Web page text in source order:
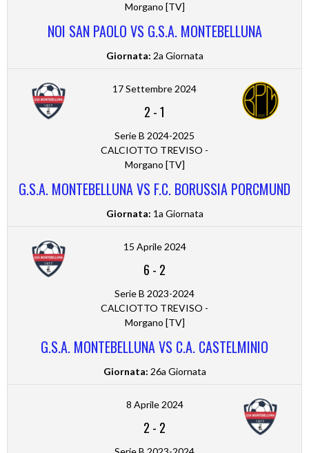
Morgano [TV]
NOI SAN PAOLO VS G.S.A. MONTEBELLUNA
Giornata: 2a Giornata
17 Settembre 2024
2 -1
Serie B 2024-2025
CALCIOTTO TREVISO -
Morgano [TV]
G.S.A. MONTEBELLUNA VS F.C. BORUSSIA PORCMUND
Giornata: 1a Giornata
15 Aprile 2024
6 - 2
Serie B 2023-2024
CALCIOTTO TREVISO -
Morgano [TV]
G.S.A. MONTEBELLUNA VS C.A. CASTELMINIO
Giornata: 26a Giornata
8 Aprile 2024
2 - 2